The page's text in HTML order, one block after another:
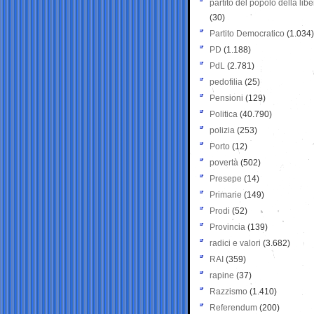
partito del popolo della
(30)
Partito Democratico (1.034)
PD (1.188)
PdL (2.781)
pedofilia (25)
Pensioni (129)
Politica (40.790)
polizia (253)
Porto (12)
povertà (502)
Presepe (14)
Primarie (149)
Prodi (52)
Provincia (139)
radici e valori (3.682)
RAI (359)
rapine (37)
Razzismo (1.410)
Referendum (200)